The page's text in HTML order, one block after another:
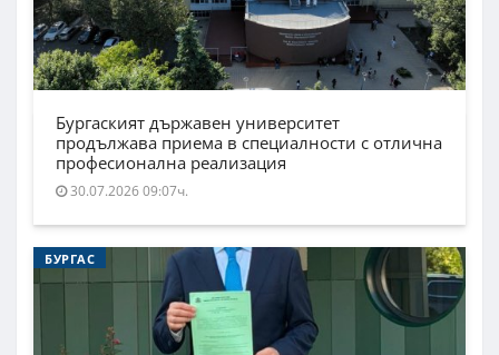
Бургаският държавен университет
продължава приема в специалности с отлична
професионална реализация
30.07.2026 09:07ч.
БУРГАС